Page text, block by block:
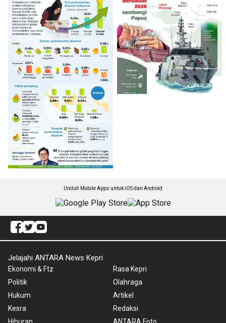
Unduh Mobile Apps untuk iOS dan Android
Jelajahi ANTARA News Kepri
Ekonomi & Ftz
Politik
Hukum
Kesra
Rasa Kepri
Olahraga
Artikel
Redaksi